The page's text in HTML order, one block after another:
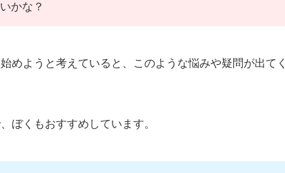
かな？
めようと考えていると、このような悩みや疑問が出て
ぼくもおすすめしています。